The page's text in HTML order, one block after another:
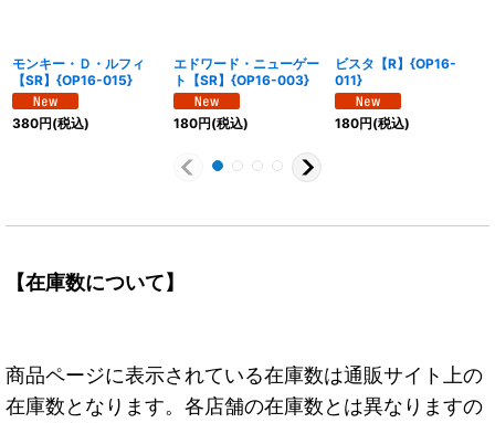
モンキー・Ｄ・ルフィ
【SR】{OP16-015}
380円(税込)
エドワード・ニューゲー
ト【SR】{OP16-003}
180円(税込)
ビスタ【R】{OP16-
011}
180円(税込)
【在庫数について】
商品ページに表示されている在庫数は通販サイト上の
在庫数となります。各店舗の在庫数とは異なりますの